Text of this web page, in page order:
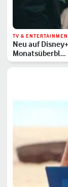
TV &
Neu auf
Monatsüberbl…